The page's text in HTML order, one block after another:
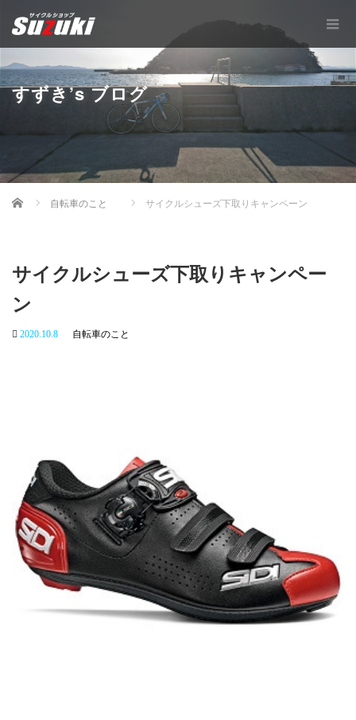
すずき’s ブログ
Home 自転車のこと サイクルシューズ下取りキャンペーン
サイクルシューズ下取りキャンペー
ン
2020.10.8 自転車のこと